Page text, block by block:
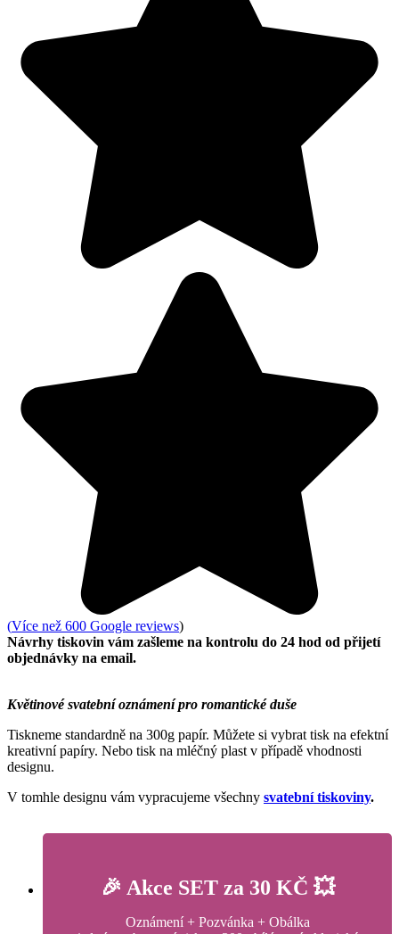
(Více než 600 Google reviews)
Návrhy tiskovin vám zašleme na kontrolu do 24 hod od přijetí
objednávky na email.
Květinové svatební oznámení pro romantické duše
Tiskneme standardně na 300g papír. Můžete si vybrat tisk na efektní
kreativní papíry. Nebo tisk na mléčný plast v případě vhodnosti
designu.
V tomhle designu vám vypracujeme všechny svatební tiskoviny.
🎉 Akce SET za 30 KČ 💥
Oznámení + Pozvánka + Obálka